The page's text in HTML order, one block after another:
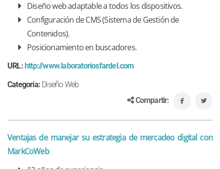
Diseño web adaptable a todos los dispositivos.
Configuración de CMS (Sistema de Gestión de
Contenidos).
Posicionamiento en buscadores.
URL: http://www.laboratoriosfardel.com
Categoría: Diseño Web
Compartir:
Ventajas de manejar su estrategia de mercadeo digital con
MarkCoWeb